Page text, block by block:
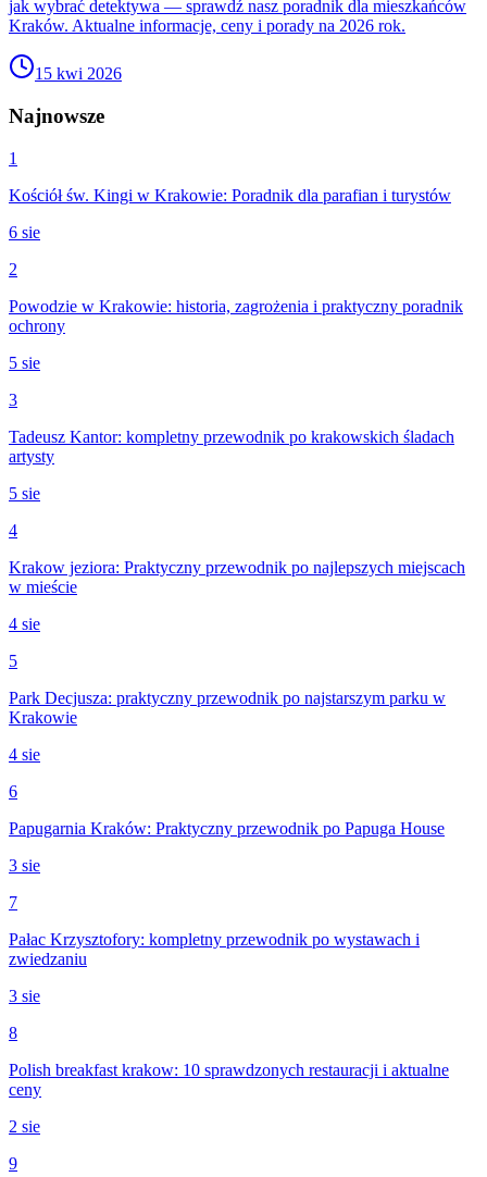
jak wybrać detektywa — sprawdź nasz poradnik dla mieszkańców
Kraków. Aktualne informacje, ceny i porady na 2026 rok.
15 kwi 2026
Najnowsze
1
Kościół św. Kingi w Krakowie: Poradnik dla parafian i turystów
6 sie
2
Powodzie w Krakowie: historia, zagrożenia i praktyczny poradnik
ochrony
5 sie
3
Tadeusz Kantor: kompletny przewodnik po krakowskich śladach
artysty
5 sie
4
Krakow jeziora: Praktyczny przewodnik po najlepszych miejscach
w mieście
4 sie
5
Park Decjusza: praktyczny przewodnik po najstarszym parku w
Krakowie
4 sie
6
Papugarnia Kraków: Praktyczny przewodnik po Papuga House
3 sie
7
Pałac Krzysztofory: kompletny przewodnik po wystawach i
zwiedzaniu
3 sie
8
Polish breakfast krakow: 10 sprawdzonych restauracji i aktualne
ceny
2 sie
9